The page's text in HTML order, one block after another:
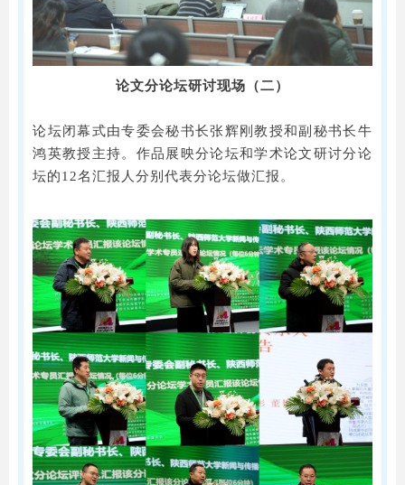
论文分论坛研讨现场（二）
论坛闭幕式由专委会秘书长张辉刚教授和副秘书长牛
鸿英教授主持。作品展映分论坛和学术论文研讨分论
坛的12名汇报人分别代表分论坛做汇报。